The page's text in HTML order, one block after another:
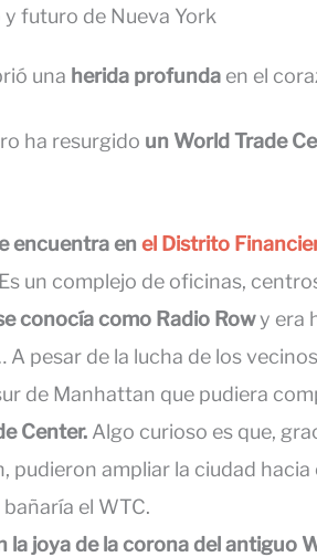
futuro de Nueva York
una herida profunda en el
ha resurgido un World Trade
encuentra en el Distrito
un complejo de oficinas,
conocía como Radio Rowy era
pesar de la lucha de los
de Manhattan que pudiera
Center. Algo curioso es que,
pudieron ampliar la ciudad
el WTC.
la joya de la corona del antiguo